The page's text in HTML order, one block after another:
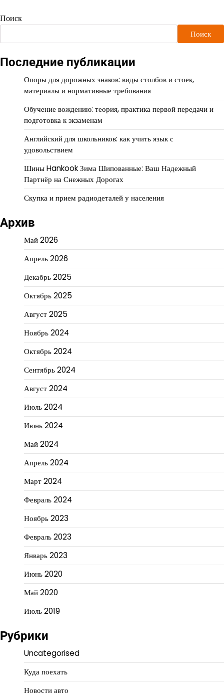
Поиск
Поиск
Последние публикации
Опоры для дорожных знаков: виды столбов и стоек,
материалы и нормативные требования
Обучение вождению: теория, практика первой передачи и
подготовка к экзаменам
Английский для школьников: как учить язык с
удовольствием
Шины Hankook Зима Шипованные: Ваш Надежный
Партнёр на Снежных Дорогах
Скупка и прием радиодеталей у населения
Архив
Май 2026
Апрель 2026
Декабрь 2025
Октябрь 2025
Август 2025
Ноябрь 2024
Октябрь 2024
Сентябрь 2024
Август 2024
Июль 2024
Июнь 2024
Май 2024
Апрель 2024
Март 2024
Февраль 2024
Ноябрь 2023
Февраль 2023
Январь 2023
Июнь 2020
Май 2020
Июль 2019
Рубрики
Uncategorised
Куда поехать
Новости авто